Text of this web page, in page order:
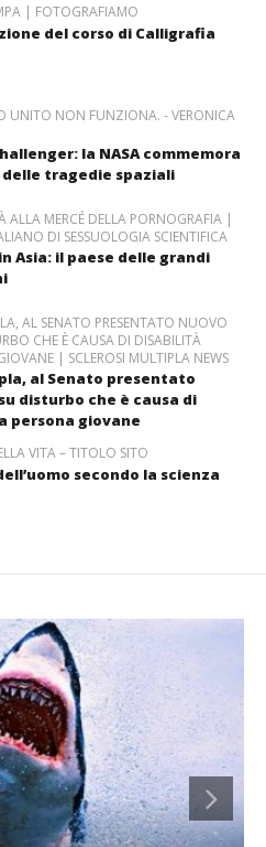
| FOTOGRAFIAMO
del corso di Calligrafia
UNITO NON FUNZIONA. - VERONICA
la NASA commemora
delle tragedie spaziali
MERCÉ DELLA PORNOGRAFIA |
DI SESSUOLOGIA SCIENTIFICA
Asia: il paese delle grandi
AL SENATO PRESENTATO NUOVO
CHE È CAUSA DI DISABILITÀ
| SCLEROSI MULTIPLA NEWS
al Senato presentato
disturbo che è causa di
persona giovane
VITA – TITOLO SITO
secondo la scienza